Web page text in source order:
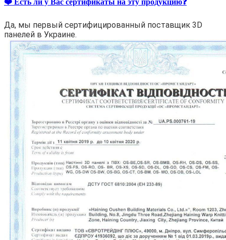
Да, мы первый сертифицированный поставщик 3D
панелей в Украине.